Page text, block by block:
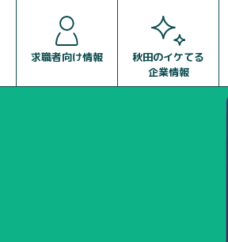
求職者向け情報
秋田のイケてる
企業情報